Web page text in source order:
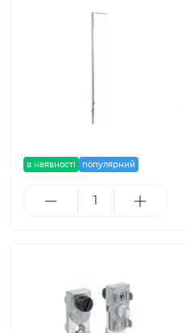
в наявності популярний